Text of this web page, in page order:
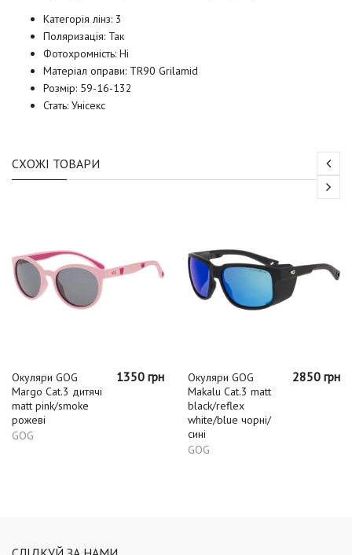
Категорія лінз: 3
Поляризація: Так
Фотохромність: Ні
Матеріал оправи: TR90 Grilamid
Розмір: 59-16-132
Стать: Унісекс
СХОЖІ ТОВАРИ
Окуляри GOG
Margo Cat.3 дитячі
matt pink/smoke
рожеві
GOG
1350 грн
Окуляри GOG
Makalu Cat.3 matt
black/reflex
white/blue чорні/
сині
GOG
2850 грн